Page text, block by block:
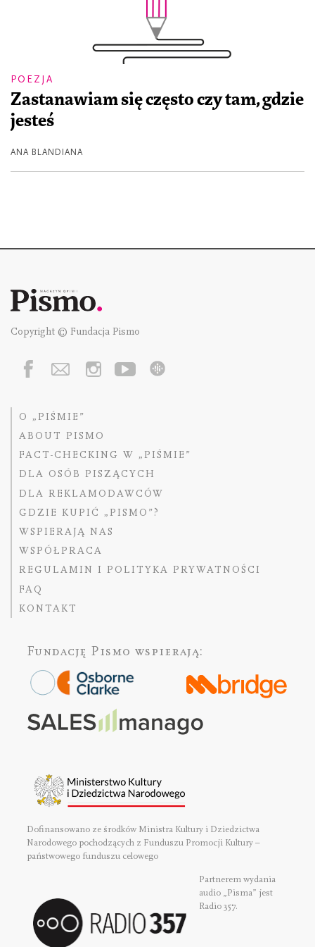
POEZJA
Zastanawiam się często czy tam, gdzie
jesteś
ANA BLANDIANA
Copyright © Fundacja Pismo
O „PIŚMIE”
ABOUT PISMO
FACT-CHECKING W „PIŚMIE”
DLA OSÓB PISZĄCYCH
DLA REKLAMODAWCÓW
GDZIE KUPIĆ „PISMO”?
WSPIERAJĄ NAS
WSPÓŁPRACA
REGULAMIN I POLITYKA PRYWATNOŚCI
FAQ
KONTAKT
Fundację Pismo wspierają:
Dofinansowano ze środków Ministra Kultury i Dziedzictwa
Narodowego pochodzących z Funduszu Promocji Kultury –
państwowego funduszu celowego
Partnerem wydania
audio „Pisma” jest
Radio 357.